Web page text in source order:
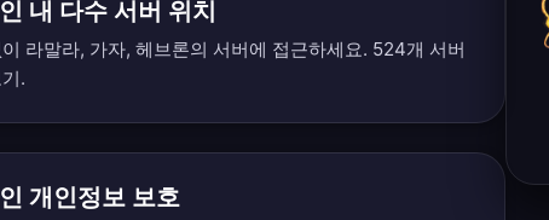
내 다수 서버 위치
라말라, 가자, 헤브론의 서버에 접근하세요. 524개 서버
.
개인정보 보호